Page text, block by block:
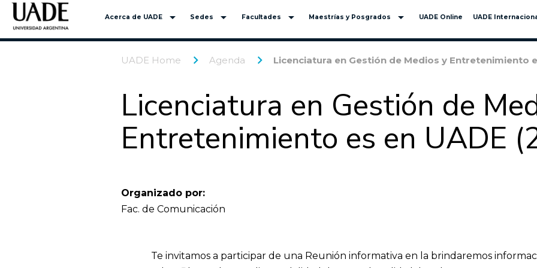
Acerca de UADE arrow_drop_down Sedes arrow_drop_down Facultades arrow_drop_down Maestrías y Posgrados arrow_drop_down UADE Online UADE
UADE Home Agenda Licenciatura en Gestión de Medios y Entretenimiento
Licenciatura en Gestión de
Entretenimiento es en UADE
Organizado por:
Fac. de Comunicación
Te invitamos a participar de una Reunión informativa en la brindaremos